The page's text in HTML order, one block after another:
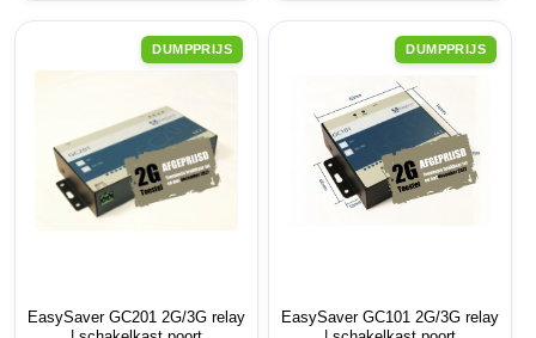
DUMPPRIJS
EasySaver GC201 2G/3G relay
DUMPPRIJS
EasySaver GC101 2G/3G relay